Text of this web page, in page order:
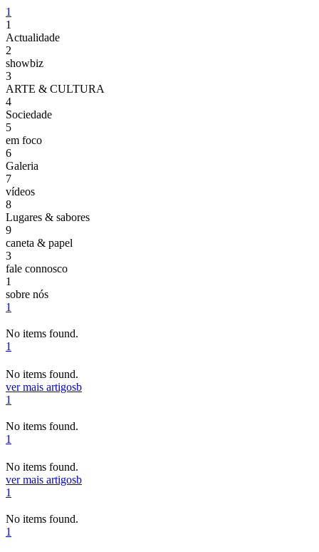
1
1
Actualidade
2
showbiz
3
ARTE & CULTURA
4
Sociedade
5
em foco
6
Galeria
7
vídeos
8
Lugares & sabores
9
caneta & papel
3
fale connosco
1
sobre nós
1
No items found.
1
No items found.
ver mais artigosb
1
No items found.
1
No items found.
ver mais artigosb
1
No items found.
1